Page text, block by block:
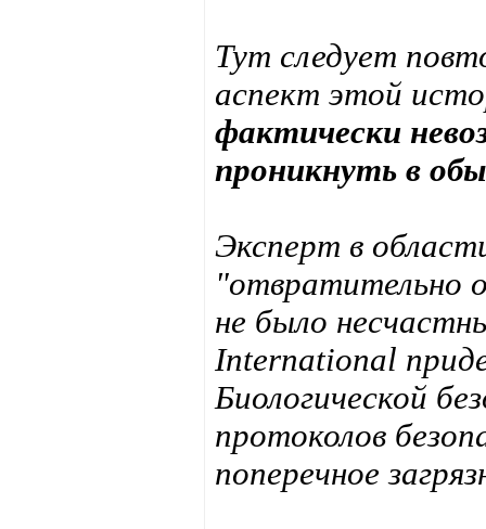
Тут следует
аспект этой
фактически
проникнуть в
Эксперт в
"отвратительно
не было
International
Биологической
протоколов
поперечное